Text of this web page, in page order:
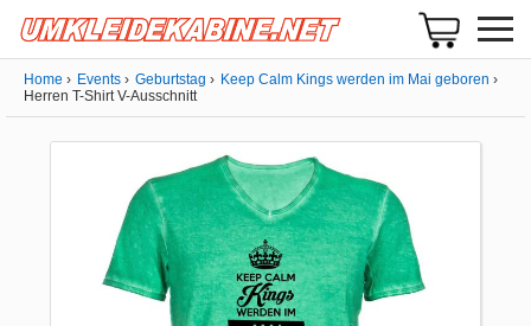
Home Events Geburtstag
Keep Calm Kings werden im Mai geboren
Herren T-Shirt V-Ausschnitt